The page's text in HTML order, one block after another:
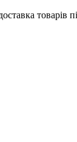
товарів